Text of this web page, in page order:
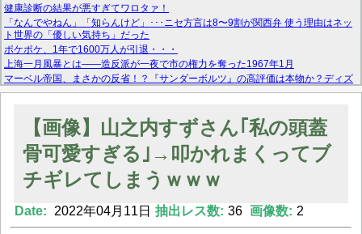
健康診断の結果が悪すぎてワロタァ！
「なんでやねん」「知らんけど」･･･ニセ方言は8〜9割が関西弁 使う理由はネッ
ト世界の「優しい気持ち」だった
ポケポケ、1年で1600万人が引退・・・
上海一月風暴とは——造反派が一夜で市の権力を奪った1967年1月
マーベル帝国、まさかの反省！？『サンダーボルツ』の高評価は本物か？ディズ
ニーCEOの「量より質」宣言の裏で渦巻くファンの本音とMCUの未来を徹底考
【モー娘。石田亜佑美】ファーストテイク出演も新規獲得ならず？北川莉央が1
【画像あり】FacebookとかTwitterで拾ったエロ画像貼ってくよ
Powered by livedoor 相互RSS
【画像】山之内すずさん｢私の頭蓋
骨可愛すぎる｣→叩かれまくってブ
チギレてしまうｗｗｗ
Date: 2022年04月11日 抽出レス数: 36 画像数: 2